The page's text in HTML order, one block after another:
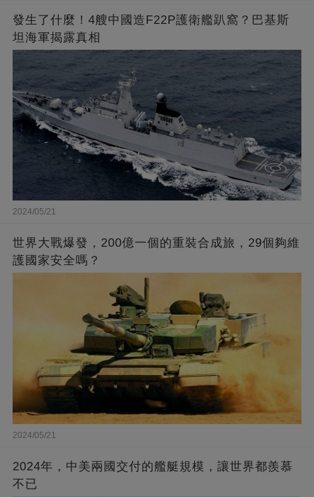
發生了什麼！4艘中國造F22P護衛艦趴窩？巴基斯
坦海軍揭露真相
2024/05/21
世界大戰爆發，200億一個的重裝合成旅，29個夠維
護國家安全嗎？
2024/05/21
2024年，中美兩國交付的艦艇規模，讓世界都羨慕
不已